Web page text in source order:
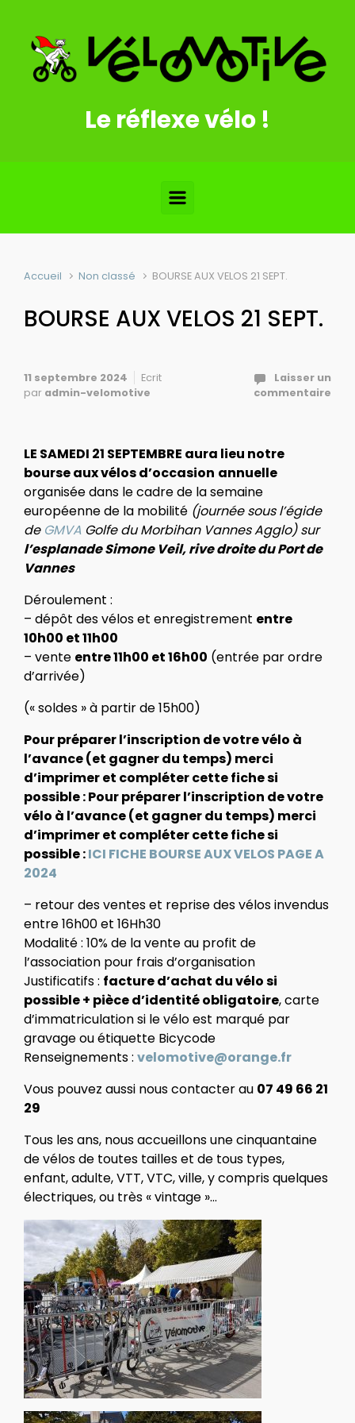
Le réflexe vélo !
Accueil Non classé BOURSE AUX VELOS 21 SEPT.
BOURSE AUX VELOS 21 SEPT.
11 septembre 2024
Ecrit
par admin-velomotive
Laisser un
commentaire
LE SAMEDI 21 SEPTEMBRE aura lieu notre
bourse aux vélos d’occasion annuelle
organisée dans le cadre de la semaine
européenne de la mobilité (journée sous l’égide
de GMVA Golfe du Morbihan Vannes Agglo) sur
l’esplanade Simone Veil, rive droite du Port de
Vannes
Déroulement :
– dépôt des vélos et enregistrement entre
10h00 et 11h00
– vente entre 11h00 et 16h00 (entrée par ordre
d’arrivée)
(« soldes » à partir de 15h00)
Pour préparer l’inscription de votre vélo à
l’avance (et gagner du temps) merci
d’imprimer et compléter cette fiche si
possible : Pour préparer l’inscription de votre
vélo à l’avance (et gagner du temps) merci
d’imprimer et compléter cette fiche si
possible :ICI FICHE BOURSE AUX VELOS PAGE A
2024
– retour des ventes et reprise des vélos invendus
entre 16h00 et 16Hh30
Modalité : 10% de la vente au profit de
l’association pour frais d’organisation
Justificatifs : facture d’achat du vélo si
possible + pièce d’identité obligatoire, carte
d’immatriculation si le vélo est marqué par
gravage ou étiquette Bicycode
Renseignements : velomotive@orange.fr
Vous pouvez aussi nous contacter au 07 49 66 21
29
Tous les ans, nous accueillons une cinquantaine
de vélos de toutes tailles et de tous types,
enfant, adulte, VTT, VTC, ville, y compris quelques
électriques, ou très « vintage »…